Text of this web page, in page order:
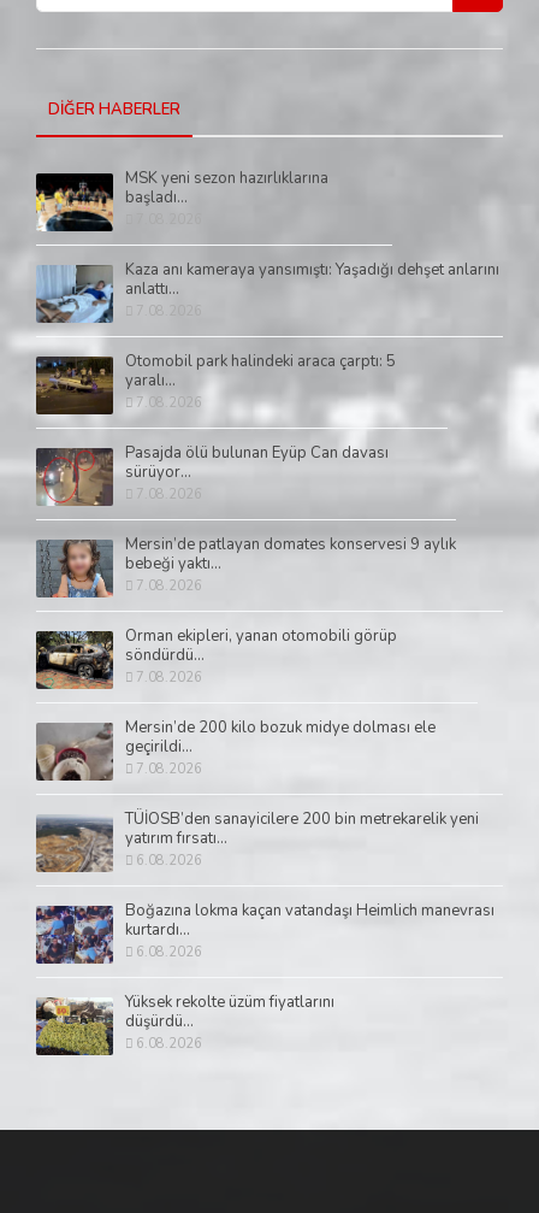
DİĞER HABERLER
MSK yeni sezon hazırlıklarına
başladı...
Kaza anı kameraya yansımıştı: Yaşadığı dehşet anlarını
anlattı...
7.08.2026
Otomobil park halindeki araca çarptı: 5
yaralı...
7.08.2026
Pasajda ölü bulunan Eyüp Can davası
sürüyor...
7.08.2026
Mersin’de patlayan domates konservesi 9 aylık
bebeği yaktı...
7.08.2026
Orman ekipleri, yanan otomobili görüp
söndürdü...
7.08.2026
Mersin’de 200 kilo bozuk midye dolması ele
geçirildi...
7.08.2026
TÜİOSB’den sanayicilere 200 bin metrekarelik yeni
yatırım fırsatı...
6.08.2026
Boğazına lokma kaçan vatandaşı Heimlich manevrası
kurtardı...
6.08.2026
Yüksek rekolte üzüm fiyatlarını
düşürdü...
6.08.2026